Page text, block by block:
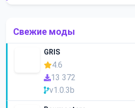
Свежие моды
GRIS
4.6
13 372
v1.0.3b